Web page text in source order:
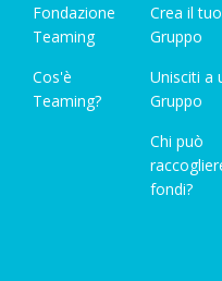
Fondazione
Teaming
Cos'è
Teaming?
Crea il tuo
Gruppo
Unisciti a
Gruppo
Chi può
fondi?